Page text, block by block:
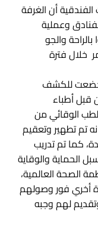
أن الغرفة
وعملية
والجو
خلال فترة
خضعت للكشف
أطباء
الوقائي من
تم تطهير وتعقيم
كما تم تدريب
الحماية والوقاية
الصحة العالمية،
أخري فور وصولهم
لهم وجبه